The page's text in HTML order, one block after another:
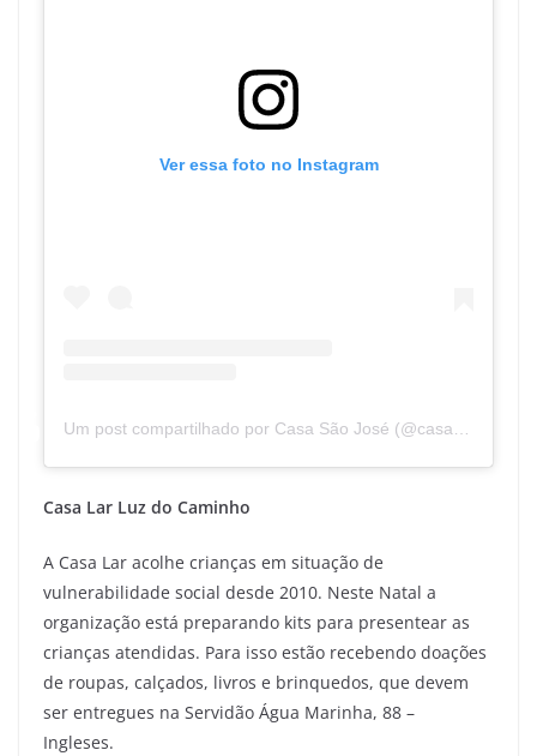
Ver essa foto no Instagram
Um post compartilhado por Casa São José (@casasaojosefloripa)
Casa Lar Luz do Caminho
A Casa Lar acolhe crianças em situação de
vulnerabilidade social desde 2010. Neste Natal a
organização está preparando kits para presentear as
crianças atendidas. Para isso estão recebendo doações
de roupas, calçados, livros e brinquedos, que devem
ser entregues na Servidão Água Marinha, 88 –
Ingleses.